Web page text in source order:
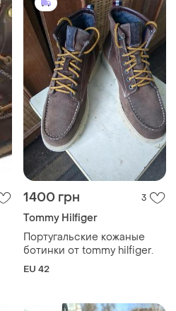
1400 грн 3
Tommy Hilfiger
Португальские кожаные
ботинки от tommy hilfiger.
EU 42